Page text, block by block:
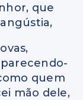
que
quem
mão dele,